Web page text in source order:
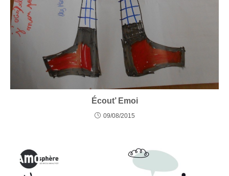
Écout’ Emoi
09/08/2015